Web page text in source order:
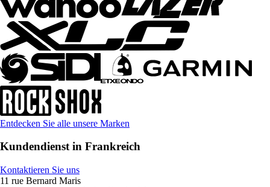
Entdecken Sie alle unsere Marken
Kundendienst in Frankreich
Kontaktieren Sie uns
11 rue Bernard Maris